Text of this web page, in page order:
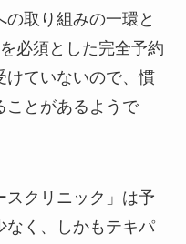
取り組みの一環と
必須とした完全予約
けていないので、慣
ことがあるようで
スクリニック」は予
なく、しかもテキパ